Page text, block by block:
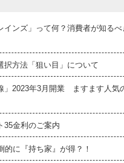
インズ」って何？消費者が知る
択方法「狙い目」について
」2023年3月開業 ますます人気
35金利のご案内
的に『持ち家』が得？！